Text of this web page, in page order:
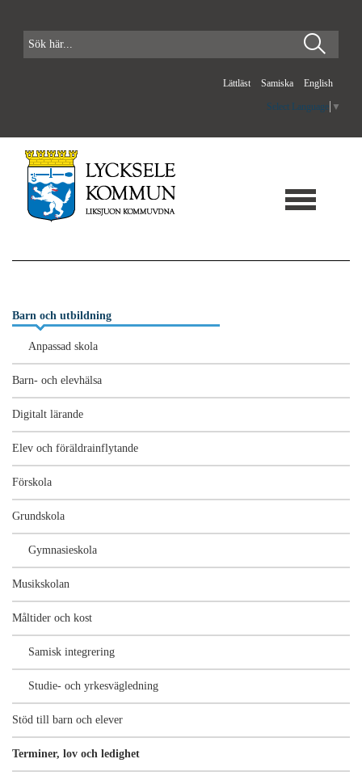
Lättläst Samiska English
Select Language ▼
Barn och utbildning
Anpassad skola
Barn- och elevhälsa
Digitalt lärande
Elev och föräldrainflytande
Förskola
Grundskola
Gymnasieskola
Musikskolan
Måltider och kost
Samisk integrering
Studie- och yrkesvägledning
Stöd till barn och elever
Terminer, lov och ledighet